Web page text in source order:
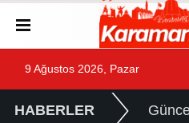
9 Ağustos 2026, Pazar
HABERLER